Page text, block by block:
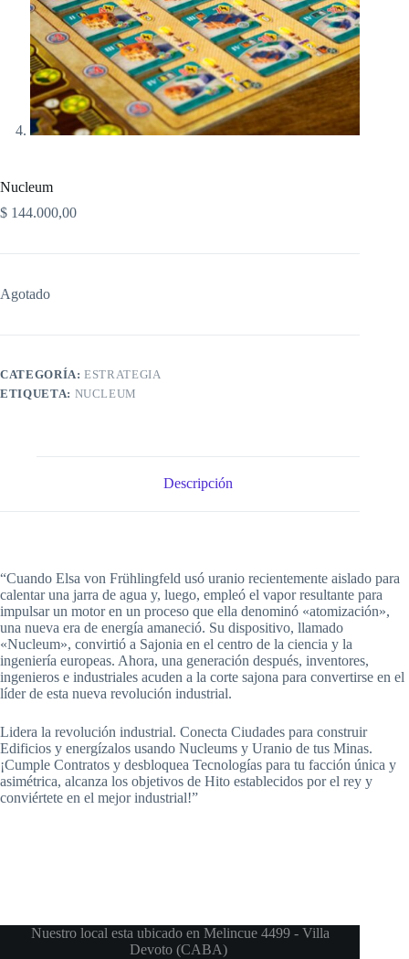
Nucleum
$ 144.000,00
Agotado
CATEGORÍA:ESTRATEGIA
ETIQUETA: NUCLEUM
Descripción
“Cuando Elsa von Frühlingfeld usó uranio recientemente aislado para
calentar una jarra de agua y, luego, empleó el vapor resultante para
impulsar un motor en un proceso que ella denominó «atomización»,
una nueva era de energía amaneció. Su dispositivo, llamado
«Nucleum», convirtió a Sajonia en el centro de la ciencia y la
ingeniería europeas. Ahora, una generación después, inventores,
ingenieros e industriales acuden a la corte sajona para convertirse en el
líder de esta nueva revolución industrial.
Lidera la revolución industrial. Conecta Ciudades para construir
Edificios y energízalos usando Nucleums y Uranio de tus Minas.
¡Cumple Contratos y desbloquea Tecnologías para tu facción única y
asimétrica, alcanza los objetivos de Hito establecidos por el rey y
conviértete en el mejor industrial!”
Nuestro local esta ubicado en Melincue 4499 - Villa
Devoto (CABA)